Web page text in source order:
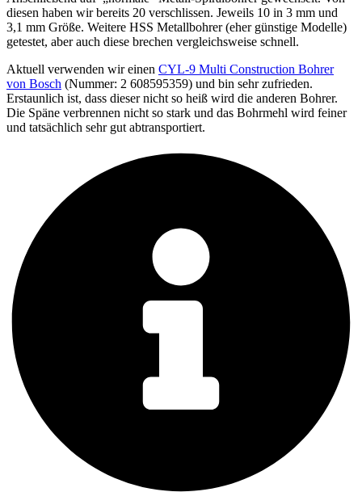
diesen haben wir bereits 20 verschlissen. Jeweils 10 in 3 mm und
3,1 mm Größe. Weitere HSS Metallbohrer (eher günstige Modelle)
getestet, aber auch diese brechen vergleichsweise schnell.
Aktuell verwenden wir einen CYL-9 Multi Construction Bohrer
von Bosch (Nummer: 2 608595359) und bin sehr zufrieden.
Erstaunlich ist, dass dieser nicht so heiß wird die anderen Bohrer.
Die Späne verbrennen nicht so stark und das Bohrmehl wird feiner
und tatsächlich sehr gut abtransportiert.